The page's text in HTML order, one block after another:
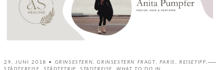
29. JUNI 2018 • GRINSESTERN ,GRINSESTERN FRAGT PARIS ,REISETIPP ,
STÄDTEREISE
STÄDTETRIP STADTREISE ,WHAT TO DO IN